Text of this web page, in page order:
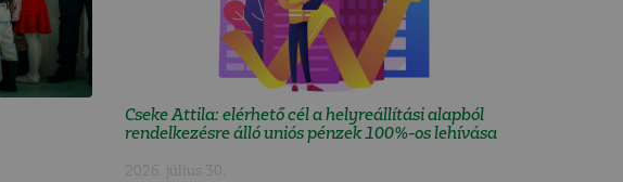
Cseke Attila: elérhető cél a helyreállítási alapból
rendelkezésre álló uniós pénzek 100%-os lehívása
2026. július 30.